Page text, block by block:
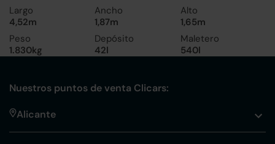
Largo
4,52m
Ancho
1,87m
Alto
1,65m
Peso
1.830kg
Depósito
42l
Maletero
540l
Nuestros puntos de venta Clicars:
Alicante